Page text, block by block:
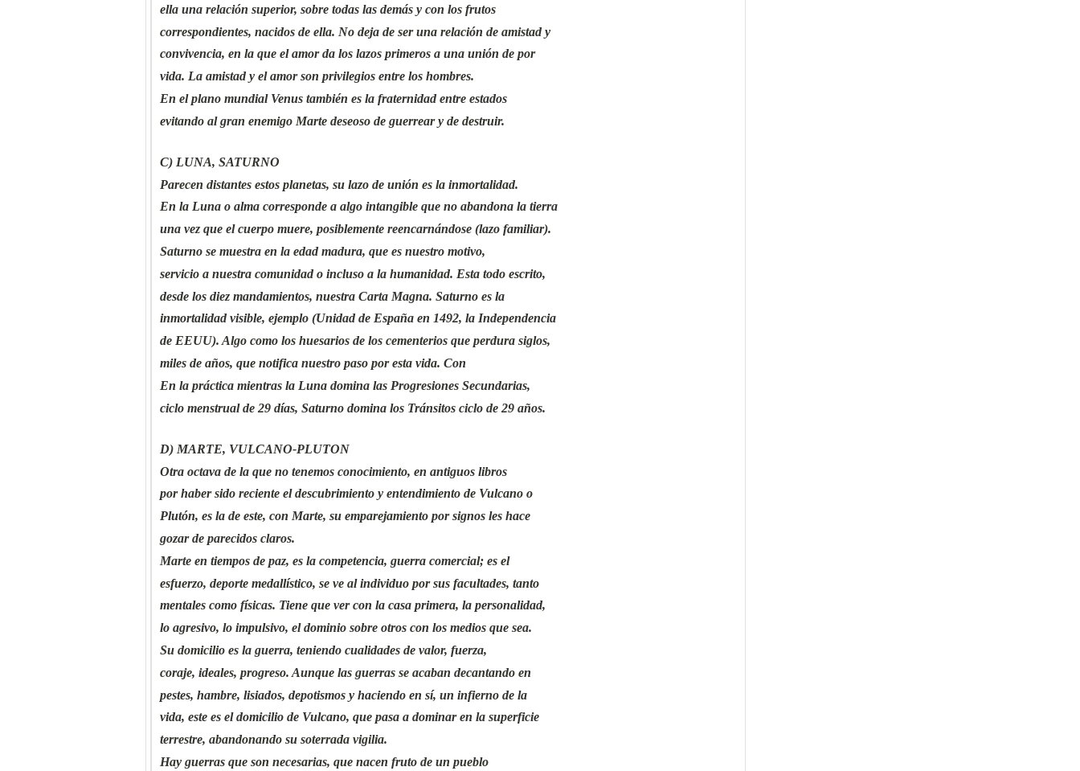
ella una relación superior, sobre todas las demás y con los frutos
correspondientes, nacidos de ella. No deja de ser una relación de amistad y
convivencia, en la que el amor da los lazos primeros a una unión de por
vida. La amistad y el amor son privilegios entre los hombres.
En el plano mundial Venus también es la fraternidad entre estados
evitando al gran enemigo Marte deseoso de guerrear y de destruir.
C) LUNA, SATURNO
Parecen distantes estos planetas, su lazo de unión es la inmortalidad.
En la Luna o alma corresponde a algo intangible que no abandona la tierra
una vez que el cuerpo muere, posiblemente reencarnándose (lazo familiar).
Saturno se muestra en la edad madura, que es nuestro motivo,
servicio a nuestra comunidad o incluso a la humanidad. Esta todo escrito,
desde los diez mandamientos, nuestra Carta Magna. Saturno es la
inmortalidad visible, ejemplo (Unidad de España en 1492, la Independencia
de EEUU). Algo como los huesarios de los cementerios que perdura siglos,
miles de años, que notifica nuestro paso por esta vida. Con
En la práctica mientras la Luna domina las Progresiones Secundarias,
ciclo menstrual de 29 días, Saturno domina los Tránsitos ciclo de 29 años.
D) MARTE, VULCANO-PLUTON
Otra octava de la que no tenemos conocimiento, en antiguos libros
por haber sido reciente el descubrimiento y entendimiento de Vulcano o
Plutón, es la de este, con Marte, su emparejamiento por signos les hace
gozar de parecidos claros.
Marte en tiempos de paz, es la competencia, guerra comercial; es el
esfuerzo, deporte medallístico, se ve al individuo por sus facultades, tanto
mentales como físicas. Tiene que ver con la casa primera, la personalidad,
lo agresivo, lo impulsivo, el dominio sobre otros con los medios que sea.
Su domicilio es la guerra, teniendo cualidades de valor, fuerza,
coraje, ideales, progreso. Aunque las guerras se acaban decantando en
pestes, hambre, lisiados, depotismos y haciendo en sí, un infierno de la
vida, este es el domicilio de Vulcano, que pasa a dominar en la superficie
terrestre, abandonando su soterrada vigilia.
Hay guerras que son necesarias, que nacen fruto de un pueblo